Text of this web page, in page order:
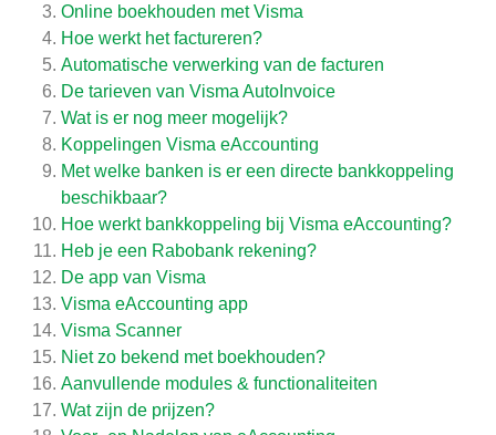
Online boekhouden met Visma
Hoe werkt het factureren?
Automatische verwerking van de facturen
De tarieven van Visma AutoInvoice
Wat is er nog meer mogelijk?
Koppelingen Visma eAccounting
Met welke banken is er een directe bankkoppeling
beschikbaar?
Hoe werkt bankkoppeling bij Visma eAccounting?
Heb je een Rabobank rekening?
De app van Visma
Visma eAccounting app
Visma Scanner
Niet zo bekend met boekhouden?
Aanvullende modules & functionaliteiten
Wat zijn de prijzen?